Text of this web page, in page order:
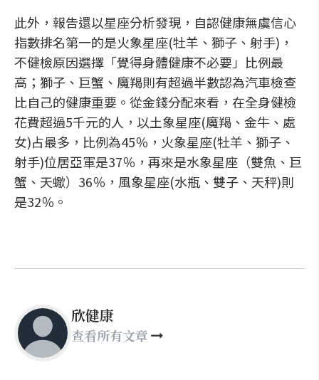
此外，報告還以星座分析發現，自認健康無虞信心
指數排名第一的是火象星座(牡羊、獅子、射手)，
不健檢原因選擇「覺得身體健康不必要」比例最
高；獅子、巨蟹、魔羯則有超過半數認為汽車檢查
比自己的健康重要。從金錢分配來看，在全身健檢
花費超過5千元的人，以土象星座(魔羯、金牛、處
女)占最多，比例為45％，火象星座(牡羊、獅子、
射手)位居亞軍是37％，再來是水象星座（雙魚、巨
蟹、天蠍）36％，風象星座(水瓶、雙子、天秤)則
是32％。
欣健康
查看所有文章